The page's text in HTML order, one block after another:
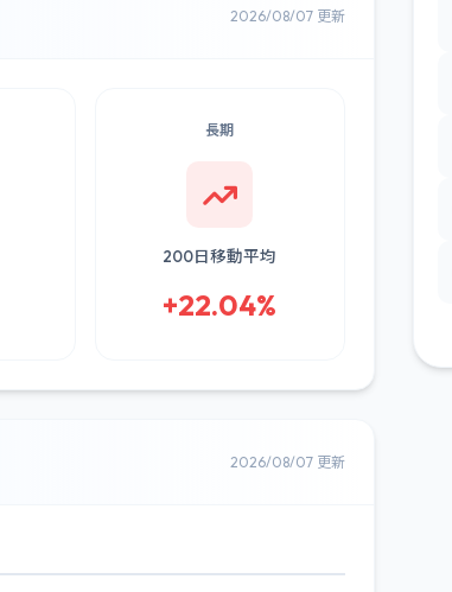
2026/08/07 更新
長期
200日移動平均
+22.04%
2026/08/07 更新